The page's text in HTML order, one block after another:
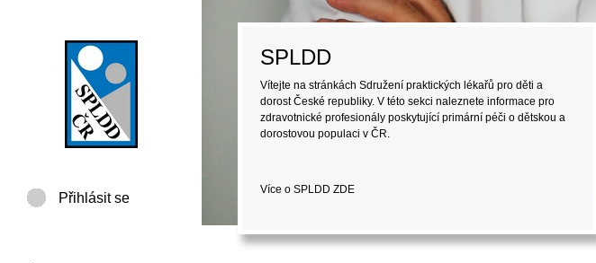
Přihlásit se
SPLDD
Vítejte na stránkách Sdružení praktických lékařů pro děti a
dorost České republiky. V této sekci naleznete informace pro
zdravotnické profesionály poskytující primární péči o dětskou a
dorostovou populaci v ČR.
Více o SPLDD ZDE